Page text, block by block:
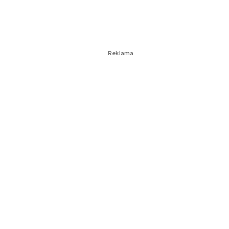
Reklama